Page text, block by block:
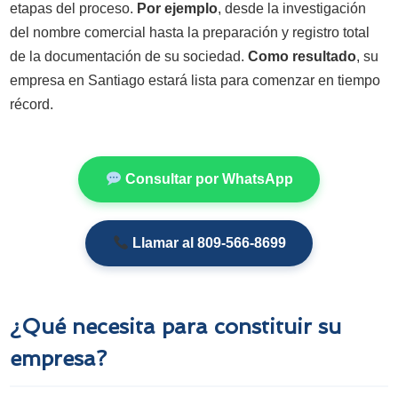
etapas del proceso. Por ejemplo, desde la investigación
del nombre comercial hasta la preparación y registro total
de la documentación de su sociedad.Como resultado, su
empresa en Santiago estará lista para comenzar en tiempo
récord.
Consultar por WhatsApp
Llamar al 809-566-8699
¿Qué necesita para constituir su
empresa?